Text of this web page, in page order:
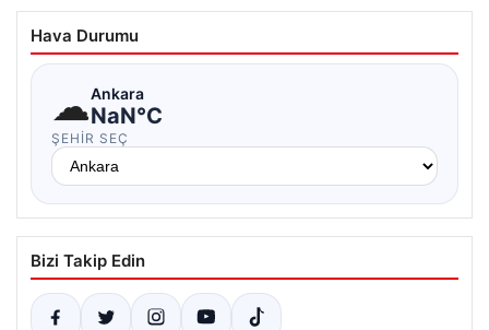
Hava Durumu
☁Ankara
NaN°C
ŞEHIR SEÇ
Bizi Takip Edin